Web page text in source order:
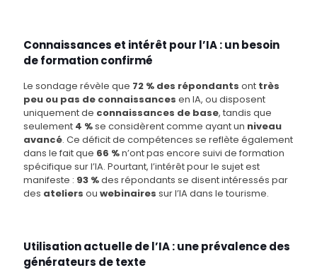
Connaissances et intérêt pour l’IA : un besoin
de formation confirmé
Le sondage révèle que 72 % des répondants ont très
peu ou pas de connaissances en IA, ou disposent
uniquement de connaissances de base, tandis que
seulement 4 %se considèrent comme ayant un niveau
avancé. Ce déficit de compétences se reflète également
dans le fait que 66 %n’ont pas encore suivi de formation
spécifique sur l’IA. Pourtant, l’intérêt pour le sujet est
manifeste : 93 %des répondants se disent intéressés par
des ateliers ou webinaires sur l’IA dans le tourisme.
Utilisation actuelle de l’IA : une prévalence des
générateurs de texte